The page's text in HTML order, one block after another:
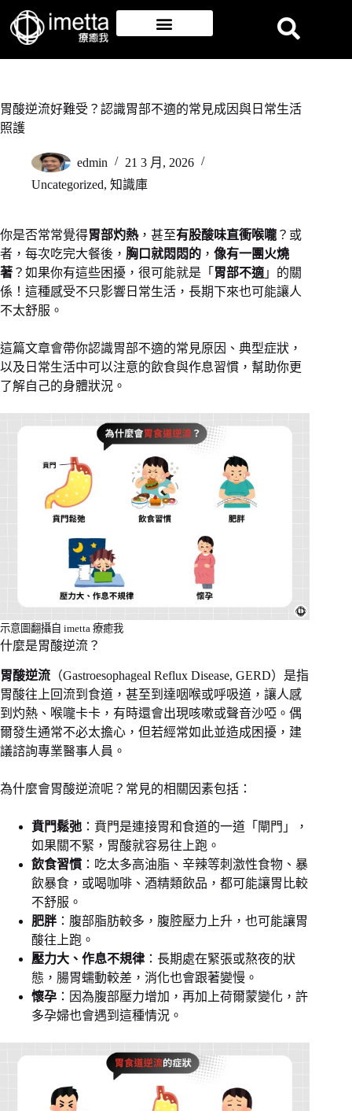
胃酸逆流好難受？認識胃部不適的常見成因與日常生活
照護
edmin
21 3 月, 2026
Uncategorized, 知識庫
你是否常常覺得胃部灼熱，甚至有股酸味直衝喉嚨 ？或
者，每次吃完大餐後， 胸口就悶悶的 ， 像有一團火燒
著 ？如果你有這些困擾，很可能就是「 胃部不適 」的關
係！這種感受不只影響日常生活，長期下來也可能讓人
不太舒服。
這篇文章會帶你認識胃部不適的常見原因、典型症狀，
以及日常生活中可以注意的飲食與作息習慣，幫助你更
了解自己的身體狀況。
示意圖翻攝自 imetta 療癒我
什麼是胃酸逆流？
胃酸逆流 （Gastroesophageal Reflux Disease, GERD）是指
胃酸往上回流到食道，甚至到達咽喉或呼吸道，讓人感
到灼熱、喉嚨卡卡，有時還會出現咳嗽或聲音沙啞。偶
爾發生通常不必太擔心，但若經常如此並造成困擾，建
議諮詢專業醫事人員。
為什麼會胃酸逆流呢？常見的相關因素包括：
賁門鬆弛 ：賁門是連接胃和食道的一道「閘門」，
如果關不緊，胃酸就容易往上跑。
飲食習慣 ：吃太多高油脂、辛辣等刺激性食物、暴
飲暴食，或喝咖啡、酒精類飲品，都可能讓胃比較
不舒服。
肥胖 ：腹部脂肪較多，腹腔壓力上升，也可能讓胃
酸往上跑。
壓力大、作息不規律 ：長期處在緊張或熬夜的狀
態，腸胃蠕動較差，消化也會跟著變慢。
懷孕 ：因為腹部壓力增加，再加上荷爾蒙變化，許
多孕婦也會遇到這種情況。